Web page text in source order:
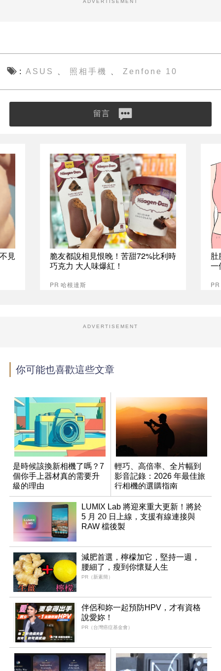
ADVERTISEMENT
ASUS 、 照相手機 、 Zenfone 10
留言
見
脆友都說相見恨晚！苦甜72%比利時
巧克力 大人味爆紅！
PR 哈根達斯
肚
一
ADVERTISEMENT
你可能也喜歡這些文章
是時候該換新相機了嗎？7
個你手上器材真的需要升
級的理由
輕巧、高倍率、全片幅到
影音記錄：2026 年最佳旅
行相機的選購指南
LUMIX Lab 將迎來重大更新！將於
5 月 20 日上線，支援有線連接與
RAW 檔後製
減肥首選，檸檬加它，堅持一週，
腰細了，瘦到你懷疑人生
PR（新素簡）
伴侶和妳一起預防HPV，才有資格
說愛妳！
PR（台灣癌症基金會）